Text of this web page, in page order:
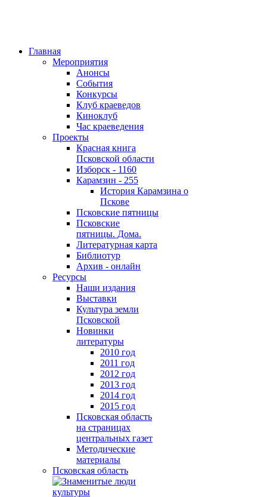
Главная
Мероприятия
Анонсы
События
Конкурсы
Клуб краеведов
Киноклуб
Час краеведения
Проекты
Красная книга
Псковской области
Изборск - 1160
Карамзин - 255
История Карамзина о
Пскове
Псковские пятницы
Псковские
пятницы. Дома.
Литературная карта
Библиотур
Архив - онлайн
Ресурсы
Наши издания
Выставки
Культура земли
Псковской
Новинки
литературы
2010 год
2011 год
2012 год
2013 год
2014 год
2015 год
Псковская область
на страницах
центральных газет
Методические
материалы
Псковская область